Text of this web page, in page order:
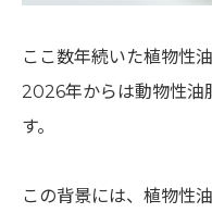
ここ数年続いた植物性
2026年からは動物性油
す。
この背景には、植物性